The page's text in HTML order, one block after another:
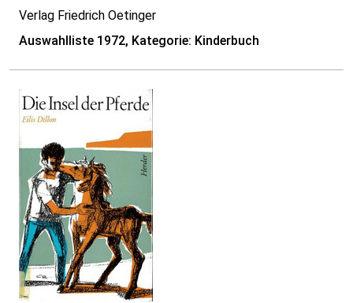
Verlag Friedrich Oetinger
Auswahlliste 1972, Kategorie: Kinderbuch